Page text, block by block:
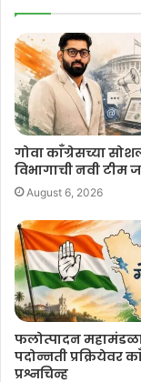
गोवा काँग्रेसच्या
विभागाची नवी टीम
August 6, 2026
फलोत्पादन
पदोन्नती प्रक्रियेवर
प्रश्नचिन्ह